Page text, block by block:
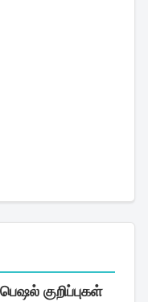
குறிப்புகள்